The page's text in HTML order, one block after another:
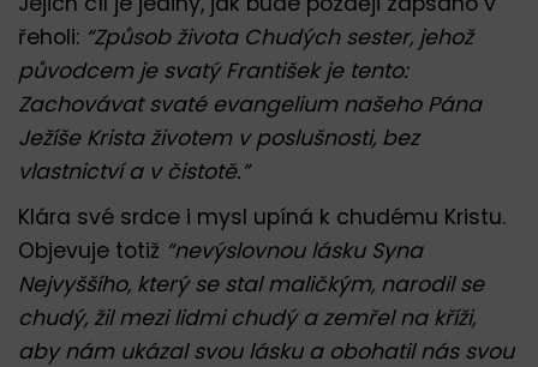
řeholi: “Způsob života Chudých sester, jehož
původcem je svatý František je tento:
Zachovávat svaté evangelium našeho Pána
Ježíše Krista životem v poslušnosti, bez
vlastnictví a v čistotě.”
Klára své srdce i mysl upíná k chudému Kristu.
Objevuje totiž “nevýslovnou lásku Syna
Nejvyššího, který se stal maličkým, narodil se
chudý, žil mezi lidmi chudý a zemřel na kříži,
aby nám ukázal svou lásku a obohatil nás svou